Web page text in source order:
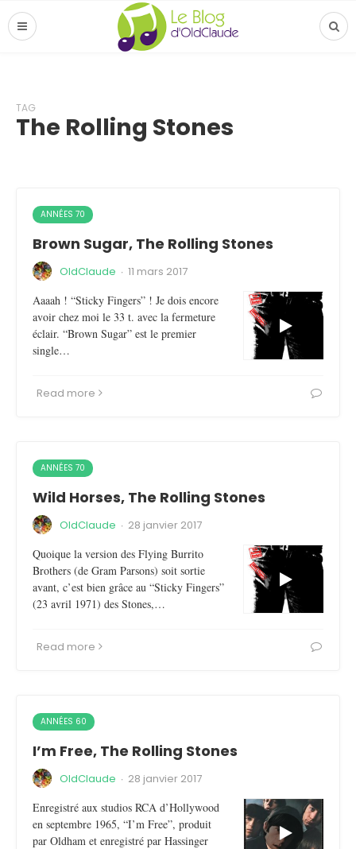
TAG
The Rolling Stones
ANNÉES 70
Brown Sugar, The Rolling Stones
OldClaude · 11 mars 2017
Aaaah ! “Sticky Fingers” ! Je dois encore
avoir chez moi le 33 t. avec la fermeture
éclair. “Brown Sugar” est le premier
single…
Read more
ANNÉES 70
Wild Horses, The Rolling Stones
OldClaude · 28 janvier 2017
Quoique la version des Flying Burrito
Brothers (de Gram Parsons) soit sortie
avant, c’est bien grâce au “Sticky Fingers”
(23 avril 1971) des Stones,…
Read more
ANNÉES 60
I’m Free, The Rolling Stones
OldClaude · 28 janvier 2017
Enregistré aux studios RCA d’Hollywood
en septembre 1965, “I’m Free”, produit
par Oldham et enregistré par Hassinger